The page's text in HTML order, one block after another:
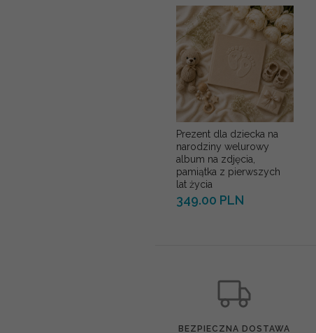
Prezent dla dziecka na
narodziny welurowy
album na zdjęcia,
pamiątka z pierwszych
lat życia
349.00 PLN
BEZPIECZNA DOSTAWA